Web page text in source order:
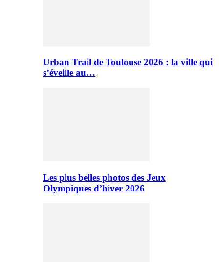
Urban Trail de Toulouse 2026 : la ville qui
s’éveille au…
Les plus belles photos des Jeux
Olympiques d’hiver 2026